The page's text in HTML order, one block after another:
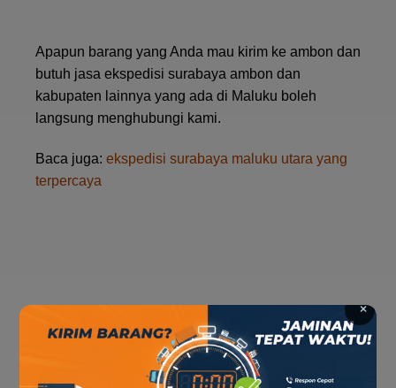
Apapun barang yang Anda mau kirim ke ambon dan
butuh jasa ekspedisi surabaya ambon dan
kabupaten lainnya yang ada di Maluku boleh
langsung menghubungi kami.
Baca juga: ekspedisi surabaya maluku utara yang
terpercaya
Jarang Orang Ketahui
Semoga 3 tips sederhana dibawah ini dapat
×